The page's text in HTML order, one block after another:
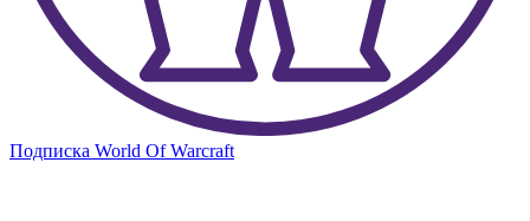
Подписка World Of Warcraft